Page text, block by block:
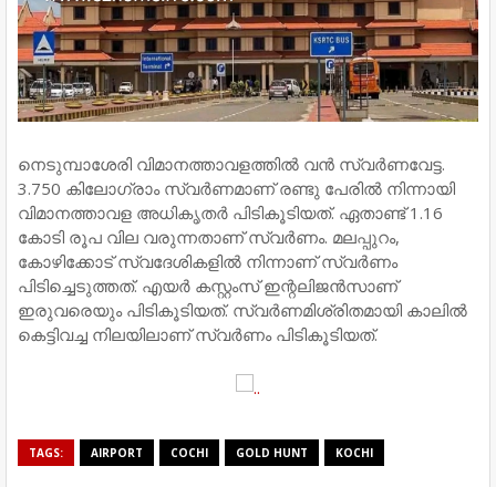
നെടുമ്പാശേരി വിമാനത്താവളത്തിൽ വൻ സ്വർണവേട്ട.
3.750 കിലോഗ്രാം സ്വർണമാണ് രണ്ടു പേരിൽ നിന്നായി
വിമാനത്താവള അധികൃതർ പിടികൂടിയത്. ഏതാണ്ട് 1.16
കോടി രൂപ വില വരുന്നതാണ് സ്വർണം. മലപ്പുറം,
കോഴിക്കോട് സ്വദേശികളിൽ നിന്നാണ് സ്വർണം
പിടിച്ചെടുത്തത്. എയർ കസ്റ്റംസ് ഇന്റലിജൻസാണ്
ഇരുവരെയും പിടികൂടിയത്. സ്വർണമിശ്രിതമായി കാലിൽ
കെട്ടിവച്ച നിലയിലാണ് സ്വർണം പിടികൂടിയത്.
TAGS: AIRPORT COCHI GOLD HUNT KOCHI